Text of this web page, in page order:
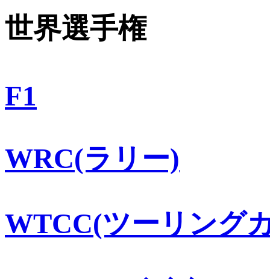
世界選手権
F1
WRC(ラリー)
WTCC(ツーリング